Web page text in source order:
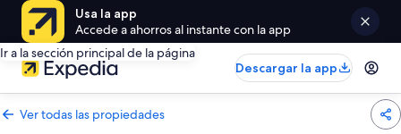
Usa la app
Accede a ahorros al instante con la app
Ir a la sección principal de la página
Descargar la app
Ver todas las propiedades